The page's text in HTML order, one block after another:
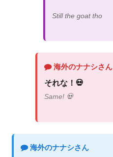
Still the goat tho
海外のナナシさん
それな！💀
Same! 💀
海外のナナシさん